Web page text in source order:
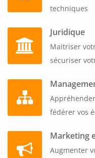
techniques
Juridique
Maitriser
sécuriser
fédérer vos
Marketing
Augmenter